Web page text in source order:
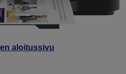
aloitussivu